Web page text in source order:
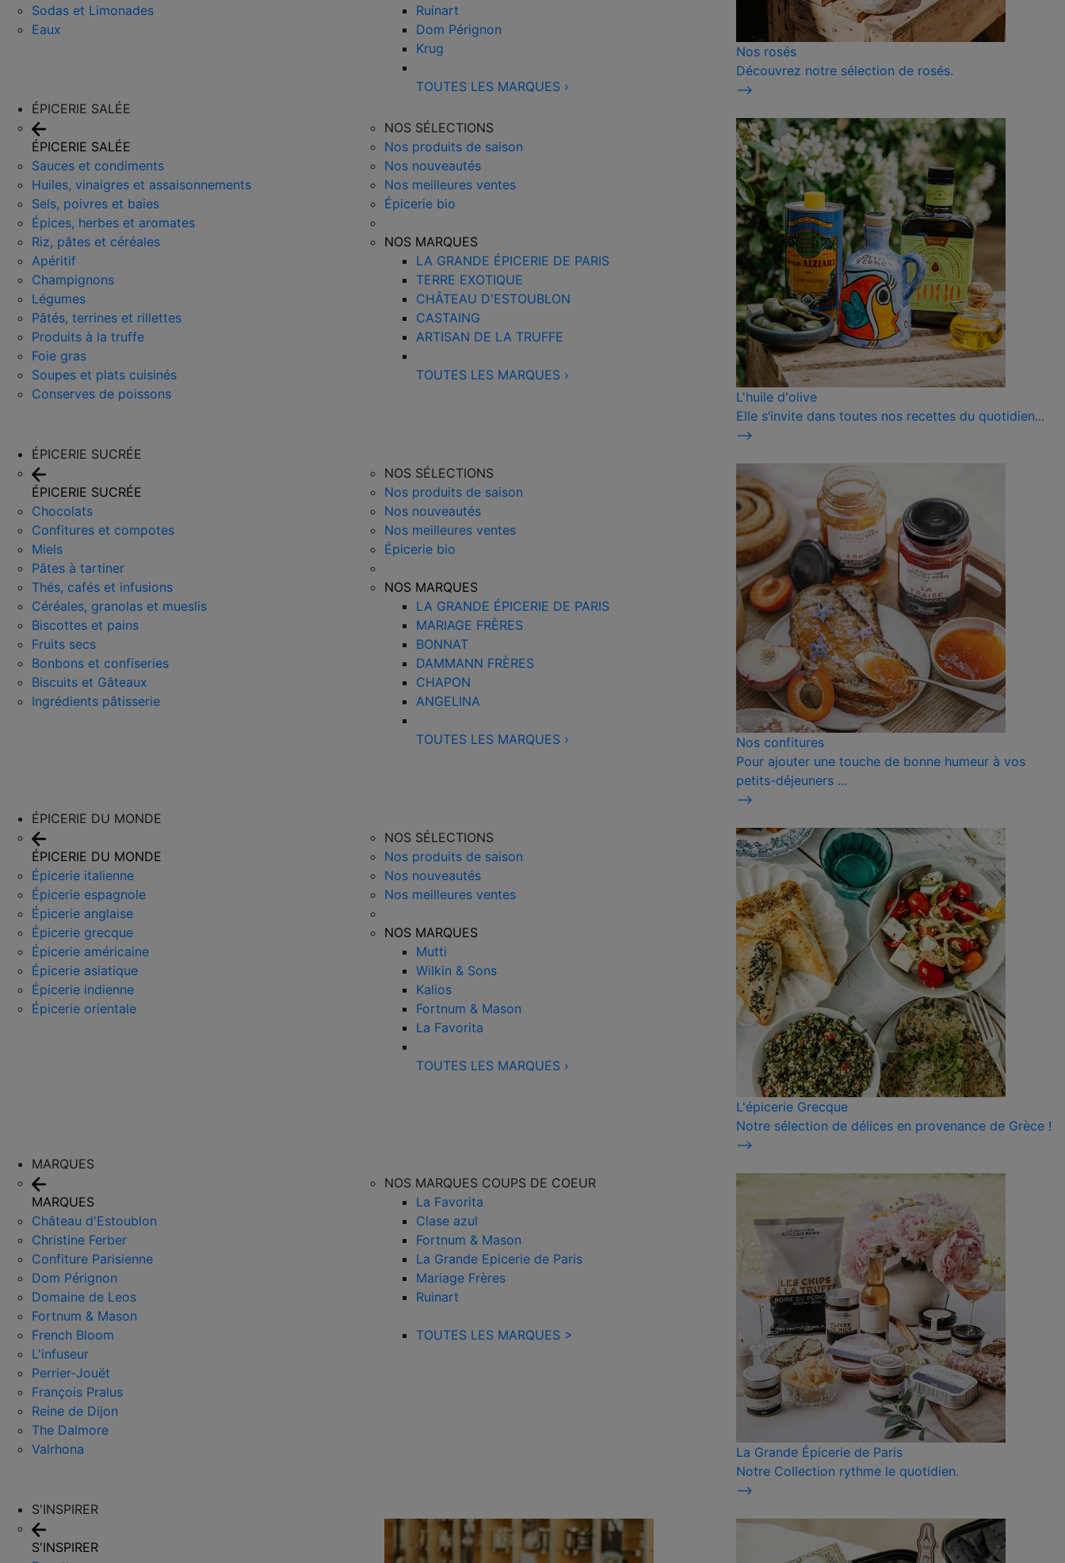
Sodas et Limonades
Eaux
Ruinart
Dom Pérignon
Krug
TOUTES LES MARQUES ›
Nos rosés
Découvrez notre sélection de rosés.
⟶
ÉPICERIE SALÉE
ÉPICERIE SALÉE
Sauces et condiments
Huiles, vinaigres et assaisonnements
Sels, poivres et baies
Épices, herbes et aromates
Riz, pâtes et céréales
Apéritif
Champignons
Légumes
Pâtés, terrines et rillettes
Produits à la truffe
Foie gras
Soupes et plats cuisinés
Conserves de poissons
NOS SÉLECTIONS
Nos produits de saison
Nos nouveautés
Nos meilleures ventes
Épicerie bio
NOS MARQUES
LA GRANDE ÉPICERIE DE PARIS
TERRE EXOTIQUE
CHÂTEAU D'ESTOUBLON
CASTAING
ARTISAN DE LA TRUFFE
TOUTES LES MARQUES ›
L'huile d'olive
Elle s’invite dans toutes nos recettes du quotidien...
⟶
ÉPICERIE SUCRÉE
ÉPICERIE SUCRÉE
Chocolats
Confitures et compotes
Miels
Pâtes à tartiner
Thés, cafés et infusions
Céréales, granolas et mueslis
Biscottes et pains
Fruits secs
Bonbons et confiseries
Biscuits et Gâteaux
Ingrédients pâtisserie
NOS SÉLECTIONS
Nos produits de saison
Nos nouveautés
Nos meilleures ventes
Épicerie bio
NOS MARQUES
LA GRANDE ÉPICERIE DE PARIS
MARIAGE FRÈRES
BONNAT
DAMMANN FRÈRES
CHAPON
ANGELINA
TOUTES LES MARQUES ›
Nos confitures
Pour ajouter une touche de bonne humeur à vos
petits-déjeuners ...
⟶
ÉPICERIE DU MONDE
ÉPICERIE DU MONDE
Épicerie italienne
Épicerie espagnole
Épicerie anglaise
Épicerie grecque
Épicerie américaine
Épicerie asiatique
Épicerie indienne
Épicerie orientale
NOS SÉLECTIONS
Nos produits de saison
Nos nouveautés
Nos meilleures ventes
NOS MARQUES
Mutti
Wilkin & Sons
Kalios
Fortnum & Mason
La Favorita
TOUTES LES MARQUES ›
L'épicerie Grecque
Notre sélection de délices en provenance de Grèce !
⟶
MARQUES
MARQUES
Château d'Estoublon
Christine Ferber
Confiture Parisienne
Dom Pérignon
Domaine de Leos
Fortnum & Mason
French Bloom
L'infuseur
Perrier-Jouët
François Pralus
Reine de Dijon
The Dalmore
Valrhona
NOS MARQUES COUPS DE COEUR
La Favorita
Clase azul
Fortnum & Mason
La Grande Epicerie de Paris
Mariage Frères
Ruinart
TOUTES LES MARQUES >
La Grande Épicerie de Paris
Notre Collection rythme le quotidien.
⟶
S'INSPIRER
S'INSPIRER